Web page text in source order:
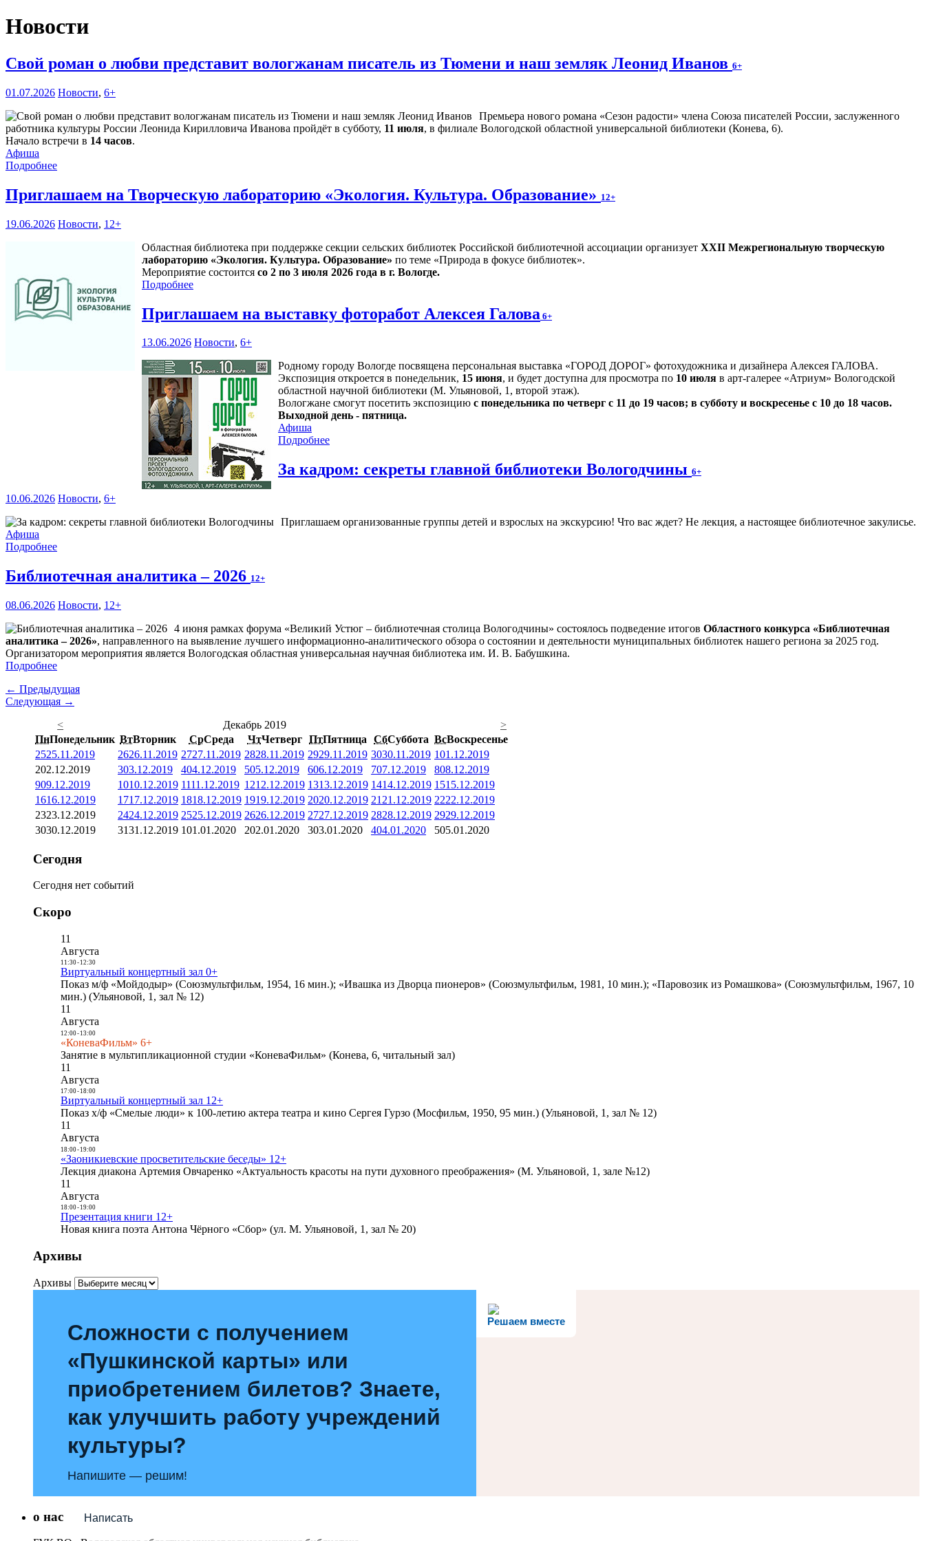
Новости
Свой роман о любви представит вологжанам писатель из Тюмени и наш земляк Леонид Иванов 6+
01.07.2026 Новости, 6+
Премьера нового романа «Сезон радости» члена Союза писателей России, заслуженного
работника культуры России Леонида Кирилловича Иванова пройдёт в субботу, 11 июля, в филиале Вологодской областной универсальной библиотеки (Конева, 6).
Начало встречи в 14 часов.
Афиша
Подробнее
Приглашаем на Творческую лабораторию «Экология. Культура. Образование» 12+
19.06.2026 Новости, 12+
Областная библиотека при поддержке секции сельских библиотек Российской библиотечной ассоциации организует XXII Межрегиональную творческую
лабораторию «Экология. Культура. Образование» по теме «Природа в фокусе библиотек».
Мероприятие состоится со 2 по 3 июля 2026 года в г. Вологде.
Подробнее
Приглашаем на выставку фоторабот Алексея Галова 6+
13.06.2026 Новости, 6+
Родному городу Вологде посвящена персональная выставка «ГОРОД ДОРОГ» фотохудожника и дизайнера Алексея ГАЛОВА.
Экспозиция откроется в понедельник, 15 июня, и будет доступна для просмотра по 10 июля в арт-галерее «Атриум» Вологодской
областной научной библиотеки (М. Ульяновой, 1, второй этаж).
Вологжане смогут посетить экспозицию с понедельника по четверг с 11 до 19 часов; в субботу и воскресенье с 10 до 18 часов.
Выходной день - пятница.
Афиша
Подробнее
За кадром: секреты главной библиотеки Вологодчины 6+
10.06.2026 Новости, 6+
Приглашаем организованные группы детей и взрослых на экскурсию! Что вас ждет? Не лекция, а настоящее библиотечное закулисье.
Афиша
Подробнее
Библиотечная аналитика – 2026 12+
08.06.2026 Новости, 12+
4 июня рамках форума «Великий Устюг – библиотечная столица Вологодчины» состоялось подведение итогов Областного конкурса «Библиотечная
аналитика – 2026», направленного на выявление лучшего информационно-аналитического обзора о состоянии и деятельности муниципальных библиотек нашего региона за 2025 год.
Организатором мероприятия является Вологодская областная универсальная научная библиотека им. И. В. Бабушкина.
Подробнее
← Предыдущая
Следующая →
<
Декабрь 2019
>
ПнПонедельник ВтВторник СрСреда ЧтЧетверг ПтПятница СбСуббота ВсВоскресенье
2525.11.2019 2626.11.2019 2727.11.2019 2828.11.2019 2929.11.2019 3030.11.2019 101.12.2019
202.12.2019 303.12.2019 404.12.2019 505.12.2019 606.12.2019 707.12.2019 808.12.2019
909.12.2019 1010.12.2019 1111.12.2019 1212.12.2019 1313.12.2019 1414.12.2019 1515.12.2019
1616.12.2019 1717.12.2019 1818.12.2019 1919.12.2019 2020.12.2019 21 21.12.2019 2222.12.2019
2323.12.2019 2424.12.2019 2525.12.2019 2626.12.2019 2727.12.2019 2828.12.2019 2929.12.2019
3030.12.2019 3131.12.2019 101.01.2020 202.01.2020 303.01.2020 404.01.2020 505.01.2020
Сегодня
Сегодня нет событий
Скоро
11
Августа
11:30- 12:30
Виртуальный концертный зал 0+
Показ м/ф «Мойдодыр» (Союзмультфильм, 1954, 16 мин.); «Ивашка из Дворца пионеров» (Союзмультфильм, 1981, 10 мин.); «Паровозик из Ромашкова» (Союзмультфильм, 1967, 10
мин.) (Ульяновой, 1, зал № 12)
11
Августа
12:00- 13:00
«КоневаФильм» 6+
Занятие в мультипликационной студии «КоневаФильм» (Конева, 6, читальный зал)
11
Августа
17:00- 18:00
Виртуальный концертный зал 12+
Показ х/ф «Смелые люди» к 100-летию актера театра и кино Сергея Гурзо (Мосфильм, 1950, 95 мин.) (Ульяновой, 1, зал № 12)
11
Августа
18:00- 19:00
«Заоникиевские просветительские беседы» 12+
Лекция диакона Артемия Овчаренко «Актуальность красоты на пути духовного преображения» (М. Ульяновой, 1, зале №12)
11
Августа
18:00- 19:00
Презентация книги 12+
Новая книга поэта Антона Чёрного «Сбор» (ул. М. Ульяновой, 1, зал № 20)
Архивы
Архивы
Решаем вместе
Сложности с получением
«Пушкинской карты» или
приобретением билетов? Знаете,
как улучшить работу учреждений
культуры?
Напишите — решим!
Написать
о нас